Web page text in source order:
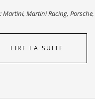
Martini, Martini Racing, Porsche,
LIRE LA SUITE